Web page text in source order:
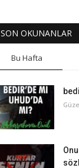
SON OKUNANLAR
Bu Hafta